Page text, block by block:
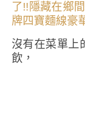
沒有在菜單上
飲，